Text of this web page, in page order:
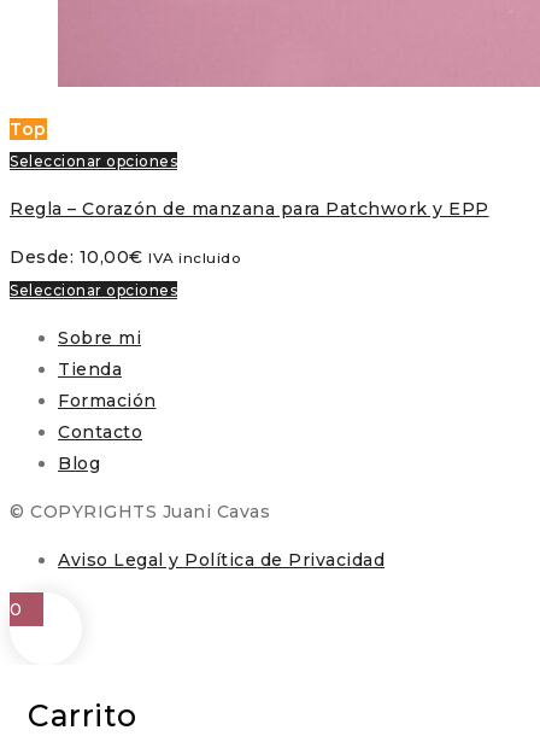
Top
Seleccionar opciones
Regla – Corazón de manzana para Patchwork y EPP
Desde: 10,00€ IVA incluido
Seleccionar opciones
Sobre mi
Tienda
Formación
Contacto
Blog
© COPYRIGHTS Juani Cavas
Aviso Legal y Política de Privacidad
0
Carrito